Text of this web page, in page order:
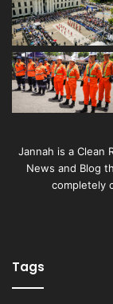
Jannah is a Clean
News and Blog
completely
Tags